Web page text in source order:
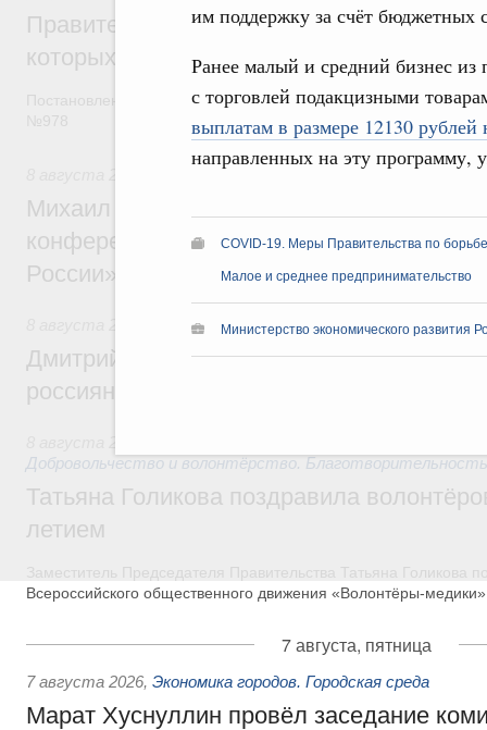
им поддержку за счёт бюджетных
Ранее малый и средний бизнес из
с торговлей подакцизными
выплатам в размере 12130 рублей
направленных на эту программу,
COVID-19. Меры Правительства по
Малое и среднее предпринимательство
Министерство экономического развития
Правительство расширило перечень
которых освобождаются от НДФЛ
Постановление от 5 августа 2026 года
Отрасль информационных технологий
Михаил Мишустин дал поручения по
конференции «Цифровая индустрия
России»
Спорт высших достижений и массовый
Дмитрий Чернышенко и Михаил
россиян с Днём физкультурника
Добровольчество и волонтёрство. Благотворительность
Татьяна Голикова поздравила
летием
Всероссийского общественного движения «Волонтёры-
7 августа, пятница
7 августа 2026, Экономика городов. Городская среда
Марат Хуснуллин провёл заседание